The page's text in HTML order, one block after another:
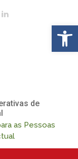
de
as Pessoas